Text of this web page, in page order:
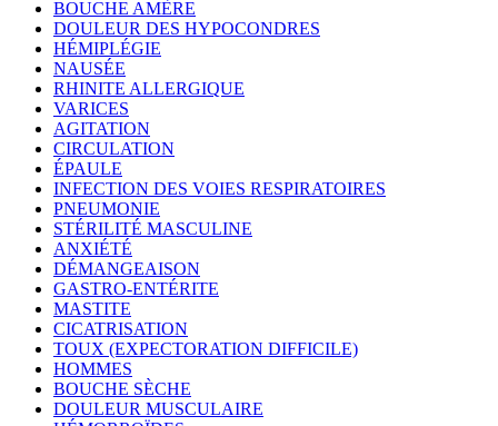
BOUCHE AMÈRE
DOULEUR DES HYPOCONDRES
HÉMIPLÉGIE
NAUSÉE
RHINITE ALLERGIQUE
VARICES
AGITATION
CIRCULATION
ÉPAULE
INFECTION DES VOIES RESPIRATOIRES
PNEUMONIE
STÉRILITÉ MASCULINE
ANXIÉTÉ
DÉMANGEAISON
GASTRO-ENTÉRITE
MASTITE
CICATRISATION
TOUX (EXPECTORATION DIFFICILE)
HOMMES
BOUCHE SÈCHE
DOULEUR MUSCULAIRE